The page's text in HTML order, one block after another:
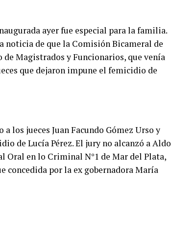
ayer fue especial para la familia.
noticia de que la Comisión Bicameral de
Magistrados y Funcionarios, que venía
que dejaron impune el femicidio de
los jueces Juan Facundo Gómez Urso y
de Lucía Pérez. El jury no alcanzó a Aldo
Oral en lo Criminal N°1 de Mar del Plata,
por la ex gobernadora María